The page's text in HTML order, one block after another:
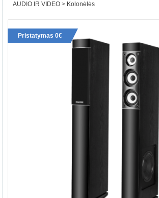
AUDIO IR VIDEO Kolonėlės
Pristatymas 0€